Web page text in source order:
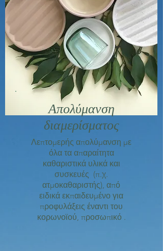
Απολύμανση
διαμερίσματος
Λεπτομερής απολύμανση με
όλα τα απαραίτητα
καθαριστικά υλικά και
συσκευές (π.χ.
ατμοκαθαριστής), από
ειδικά εκπαιδευμένο για
προφυλάξεις έναντι του
κορωνοϊού, προσωπικό .